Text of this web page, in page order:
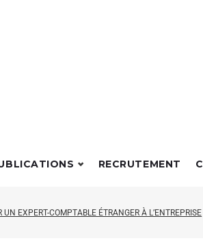
RECRUTEMENT
EXPERT-COMPTABLE ÉTRANGER À L’ENTREPRISE